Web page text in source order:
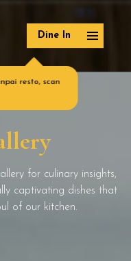
Dine In
resto, scan
for culinary insights,
captivating dishes that
of our kitchen.